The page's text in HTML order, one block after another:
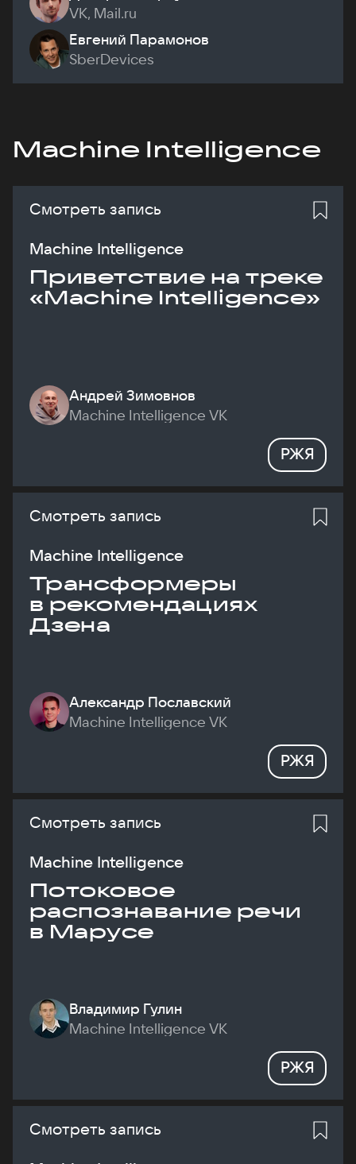
VK, Mail.ru
Евгений Парамонов
SberDevices
Machine Intelligence
Смотреть запись
Machine Intelligence
Приветствие на треке
«Machine Intelligence»
Андрей Зимовнов
Machine Intelligence VK
РЖЯ
Смотреть запись
Machine Intelligence
Трансформеры
в рекомендациях
Дзена
Александр Пославский
Machine Intelligence VK
РЖЯ
Смотреть запись
Machine Intelligence
Потоковое
распознавание речи
в Марусе
Владимир Гулин
Machine Intelligence VK
РЖЯ
Смотреть запись